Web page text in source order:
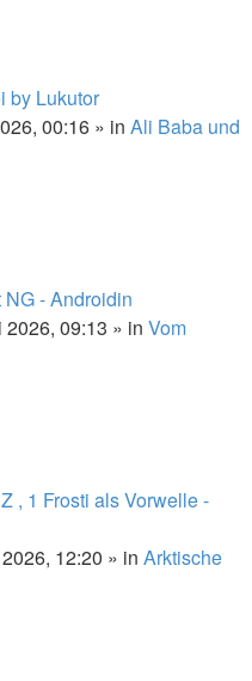
by Lukutor
00:16 » in Ali Baba und
- Androidin
09:13 » in Vom
, 1 Frosti als Vorwelle -
12:20 » in Arktische